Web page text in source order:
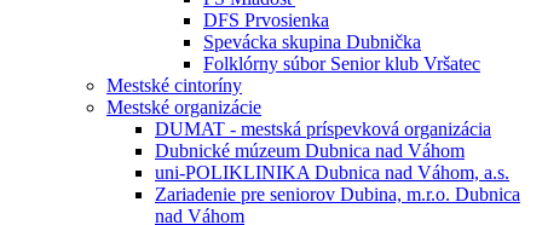
DFS Prvosienka
Spevácka skupina Dubnička
Folklórny súbor Senior klub Vršatec
Mestské cintoríny
Mestské organizácie
DUMAT - mestská príspevková organizácia
Dubnické múzeum Dubnica nad Váhom
uni-POLIKLINIKA Dubnica nad Váhom, a.s.
Zariadenie pre seniorov Dubina, m.r.o. Dubnica
nad Váhom